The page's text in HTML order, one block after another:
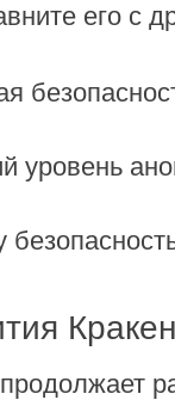
его с
уровень